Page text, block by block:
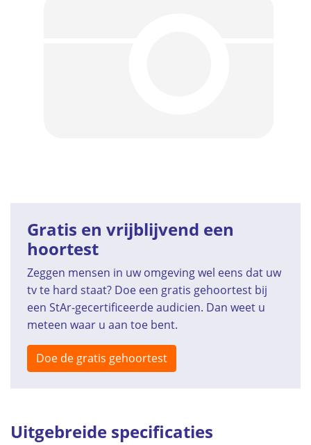
Gratis en vrijblijvend een
hoortest
Zeggen mensen in uw omgeving wel eens dat uw
tv te hard staat? Doe een gratis gehoortest bij
een StAr-gecertificeerde audicien. Dan weet u
meteen waar u aan toe bent.
Doe de gratis gehoortest
Uitgebreide specificaties